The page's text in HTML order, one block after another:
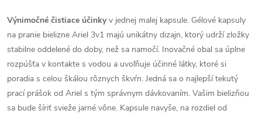
Výnimočné čistiace účinkyv jednej malej kapsule. Gélové kapsuly
na pranie bielizne Ariel 3v1 majú unikátny dizajn, ktorý udrží zložky
stabilne oddelené do doby, než sa namočí. Inovačné obal sa úplne
rozpúšťa v kontakte s vodou a uvoľňuje účinné látky, ktoré si
poradia s celou škálou rôznych škvŕn. Jedná sa o najlepší tekutý
prací prášok od Ariel s tým správnym dávkovaním. Vašim bielizňou
sa bude šíriť svieže jarné vône. Kapsule navyše, na rozdiel od